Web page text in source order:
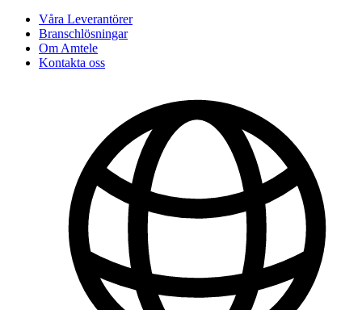
Våra Leverantörer
Branschlösningar
Om Amtele
Kontakta oss